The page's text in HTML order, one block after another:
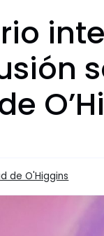
de O'Higgins